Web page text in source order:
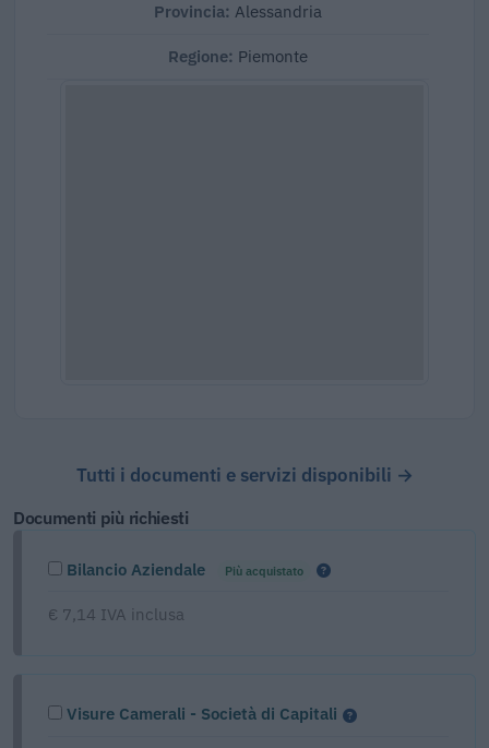
Provincia: Alessandria
Regione: Piemonte
Tutti i documenti e servizi disponibili →
Documenti più richiesti
Bilancio Aziendale Più acquistato
€ 7,14 IVA inclusa
Visure Camerali - Società di Capitali